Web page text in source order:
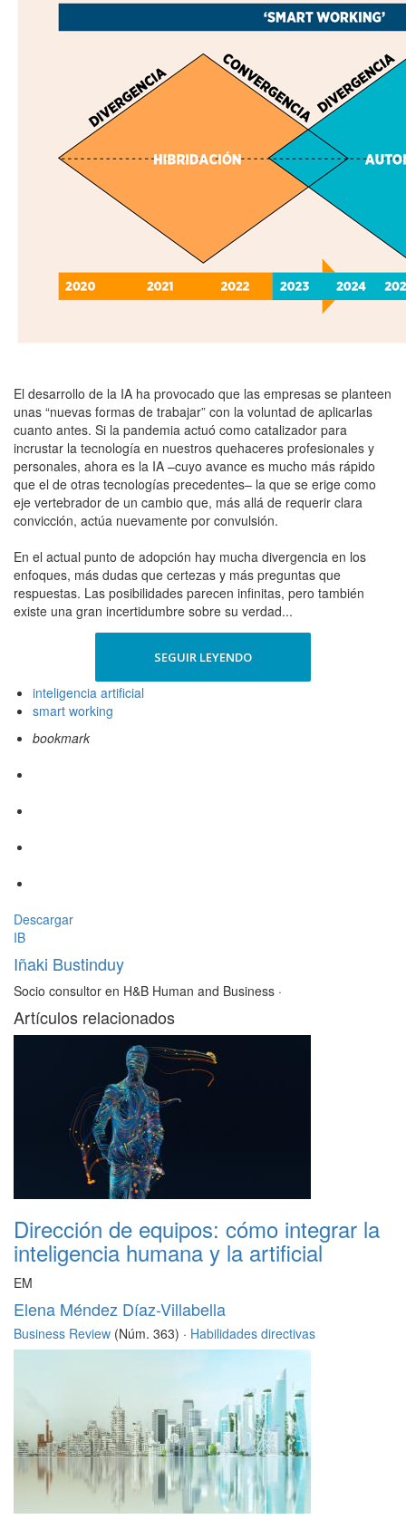
El desarrollo de la IA ha provocado que las empresas se planteen
unas “nuevas formas de trabajar” con la voluntad de aplicarlas
cuanto antes. Si la pandemia actuó como catalizador para
incrustar la tecnología en nuestros quehaceres profesionales y
personales, ahora es la IA –cuyo avance es mucho más rápido
que el de otras tecnologías precedentes– la que se erige como
eje vertebrador de un cambio que, más allá de requerir clara
convicción, actúa nuevamente por convulsión.
En el actual punto de adopción hay mucha divergencia en los
enfoques, más dudas que certezas y más preguntas que
respuestas. Las posibilidades parecen infinitas, pero también
existe una gran incertidumbre sobre su verdad...
SEGUIR LEYENDO
inteligencia artificial
smart working
bookmark
Descargar
IB
Iñaki Bustinduy
Socio consultor en H&B Human and Business ·
Artículos relacionados
Dirección de equipos: cómo integrar la
inteligencia humana y la artificial
EM
Elena Méndez Díaz-Villabella
Business Review (Núm. 363) · Habilidades directivas